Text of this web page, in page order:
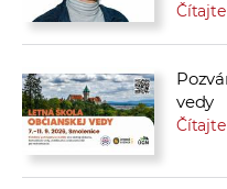
Čítajte
vedy
Čítajte